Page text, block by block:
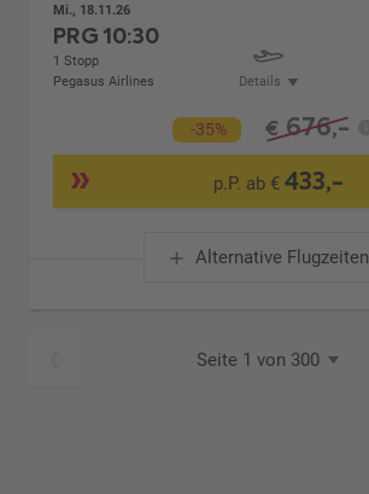
Mi., 18.11.26
PRG10:30
1 Stopp
Pegasus Airlines
Details
-35% € 676,-
p.P. ab €433,-
Alternative Flugzeiten
Seite 1 von 300